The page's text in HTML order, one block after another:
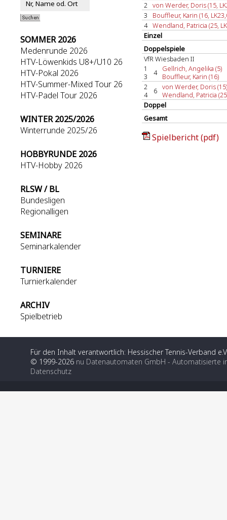
SOMMER 2026
Medenrunde 2026
HTV-Löwenkids U8+/U10 26
HTV-Pokal 2026
HTV-Summer-Mixed Tour 26
HTV-Padel Tour 2026
WINTER 2025/2026
Winterrunde 2025/26
HOBBYRUNDE 2026
HTV-Hobby 2026
RLSW / BL
Bundesligen
Regionalligen
SEMINARE
Seminarkalender
TURNIERE
Turnierkalender
ARCHIV
Spielbetrieb
2 von Werder, Doris (15,
3
Bouffleur, Karin (16,
4 Wendland, Patricia (25,
Einzel
Doppelspiele
VfR Wiesbaden II
1
3
4
Gellrich, Angelika (5)
Bouffleur, Karin (16)
2
4
6 von Werder, Doris (15)
Wendland, Patricia
Doppel
Gesamt
Spielbericht (pdf)
Für den Inhalt verantwortlich: Hessischer Tennis-Verband
© 1999-2026 nu Datenautomaten GmbH - Automatisierte
Datenschutz